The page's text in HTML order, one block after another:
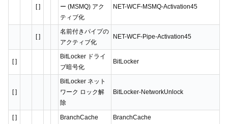
[ ]
ー (MSMQ) アク
ティブ化
NET-WCF-MSMQ-Activation45
[ ]
名前付きパイプの
アクティブ化
NET-WCF-Pipe-Activation45
[ ]
BitLocker ドライ
ブ暗号化
BitLocker
[ ]
BitLocker ネット
ワーク ロック解
除
BitLocker-NetworkUnlock
[ ] BranchCache BranchCache